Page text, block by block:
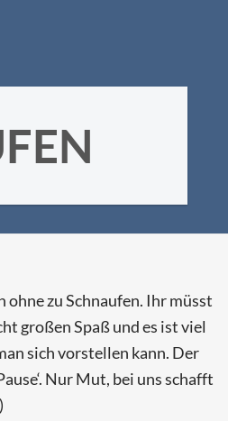
zu Schnaufen. Ihr müsst
großen Spaß und es ist viel
sich vorstellen kann. Der
Nur Mut, bei uns schafft